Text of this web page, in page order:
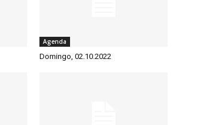
Agenda
Domingo, 02.10.2022